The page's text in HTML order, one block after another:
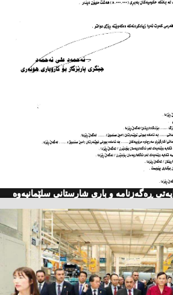
ڕه‌گه‌زنامه‌ و باری شارستانی سلێمانیه‌وه‌